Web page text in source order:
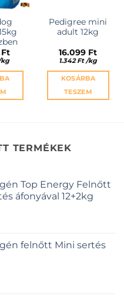
Ft
kg
Pedigree mini
adult 12kg
16.099 Ft
1.342Ft /kg
KOSÁRBA
TESZEM
TERMÉKEK
Top Energy Felnőtt
áfonyával 12+2kg
felnőtt Mini sertés